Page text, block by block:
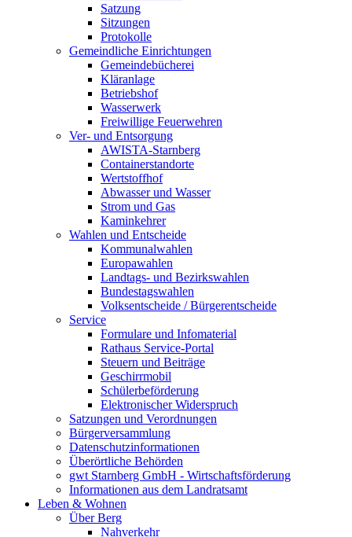
Satzung
Sitzungen
Protokolle
Gemeindliche Einrichtungen
Gemeindebücherei
Kläranlage
Betriebshof
Wasserwerk
Freiwillige Feuerwehren
Ver- und Entsorgung
AWISTA-Starnberg
Containerstandorte
Wertstoffhof
Abwasser und Wasser
Strom und Gas
Kaminkehrer
Wahlen und Entscheide
Kommunalwahlen
Europawahlen
Landtags- und Bezirkswahlen
Bundestagswahlen
Volksentscheide / Bürgerentscheide
Service
Formulare und Infomaterial
Rathaus Service-Portal
Steuern und Beiträge
Geschirrmobil
Schülerbeförderung
Elektronischer Widerspruch
Satzungen und Verordnungen
Bürgerversammlung
Datenschutzinformationen
Überörtliche Behörden
gwt Starnberg GmbH - Wirtschaftsförderung
Informationen aus dem Landratsamt
Leben & Wohnen
Über Berg
Nahverkehr